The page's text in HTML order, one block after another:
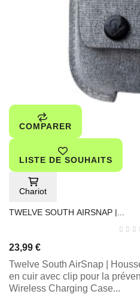
COMPARER
LISTE DE SOUHAITS
Chariot
TWELVE SOUTH AIRSNAP |...
23,99 €
Twelve South AirSnap |
en cuir avec clip pour la
Wireless Charging Case...